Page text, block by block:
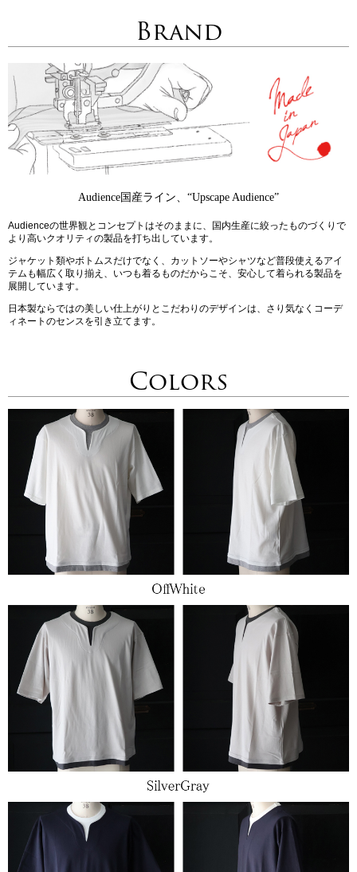
Brand
Audience国産ライン、“Upscape Audience”
Audienceの世界観とコンセプトはそのままに、国内生産に絞ったものづくりで
より高いクオリティの製品を打ち出しています。
ジャケット類やボトムスだけでなく、カットソーやシャツなど普段使えるアイ
テムも幅広く取り揃え、いつも着るものだからこそ、安心して着られる製品を
展開しています。
日本製ならではの美しい仕上がりとこだわりのデザインは、さり気なくコーデ
ィネートのセンスを引き立てます。
Colors